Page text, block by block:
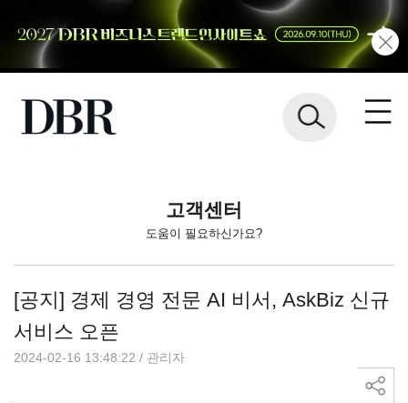
고객센터
도움이 필요하신가요?
[공지] 경제 경영 전문 AI 비서, AskBiz 신규
서비스 오픈
2024-02-16 13:48:22 / 관리자